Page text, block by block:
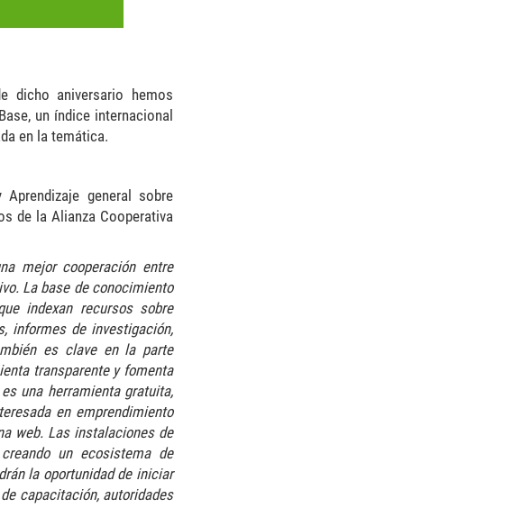
dicho aniversario hemos
un índice internacional
en la temática.
general sobre
de la Alianza Cooperativa
mejor cooperación entre
La base de conocimiento
indexan recursos sobre
informes de investigación,
es clave en la parte
transparente y fomenta
una herramienta gratuita,
en emprendimiento
web. Las instalaciones de
un ecosistema de
la oportunidad de iniciar
capacitación, autoridades